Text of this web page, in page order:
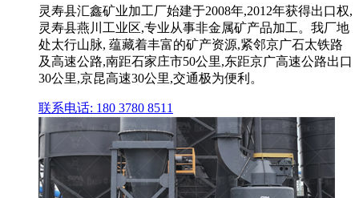
灵寿县汇鑫矿业加工厂始建于2008年,2012年获得出口权,
灵寿县燕川工业区,专业从事非金属矿产品加工。我厂地
处太行山脉, 蕴藏着丰富的矿产资源,紧邻京广石太铁路
及高速公路,南距石家庄市50公里,东距京广高速公路出口
30公里,京昆高速30公里,交通极为便利。
联系电话: 180 3780 8511